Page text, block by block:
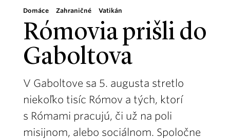
Domáce Zahraničné Vatikán
Rómovia prišli do
Gaboltova
V Gaboltove sa 5. augusta stretlo
niekoľko tisíc Rómov a tých, ktorí
s Rómami pracujú, či už na poli
misijnom, alebo sociálnom. Spoločne